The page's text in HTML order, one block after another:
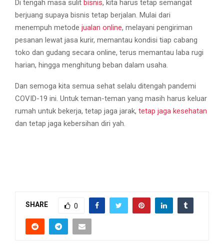
Di tengah masa sulit bisnis, kita harus tetap semangat
berjuang supaya bisnis tetap berjalan. Mulai dari
menempuh metode jualan online, melayani pengiriman
pesanan lewat jasa kurir, memantau kondisi tiap cabang
toko dan gudang secara online, terus memantau laba rugi
harian, hingga menghitung beban dalam usaha.
Dan semoga kita semua sehat selalu ditengah pandemi
COVID-19 ini. Untuk teman-teman yang masih harus keluar
rumah untuk bekerja, tetap jaga jarak, tetap jaga kesehatan
dan tetap jaga kebersihan diri yah.
SHARE 0